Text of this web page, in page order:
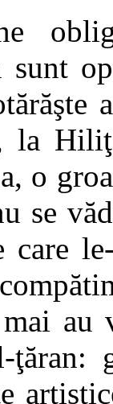
sunt
la
o
se
ţăran: